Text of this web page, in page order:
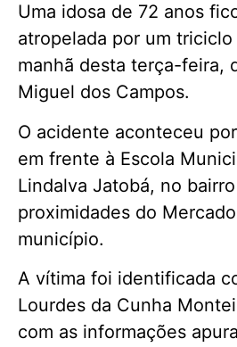
Uma idosa de 72 anos
atropelada por um
manhã desta terça-feira,
Miguel dos Campos.
O acidente aconteceu
em frente à Escola
Lindalva Jatobá, no
proximidades do
município.
A vítima foi identificada
Lourdes da Cunha
com as informações